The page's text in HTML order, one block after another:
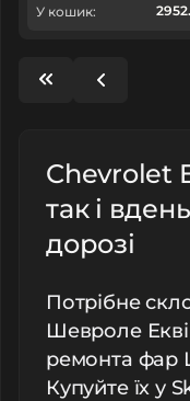
У кошик:
Chevrolet
так і
дорозі
Потрібне
Шевроле
ремонта фар
Купуйте їх у